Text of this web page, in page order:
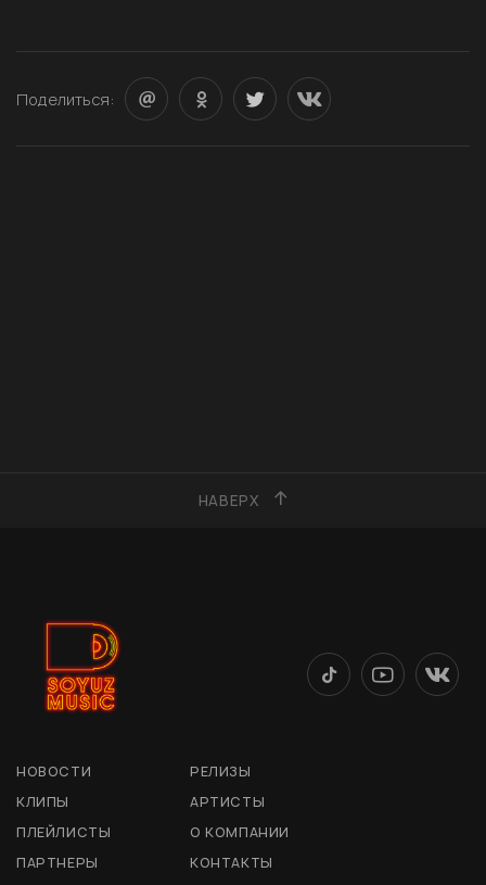
Поделиться:
НАВЕРХ
НОВОСТИ
РЕЛИЗЫ
КЛИПЫ
АРТИСТЫ
ПЛЕЙЛИСТЫ
О КОМПАНИИ
ПАРТНЕРЫ
КОНТАКТЫ